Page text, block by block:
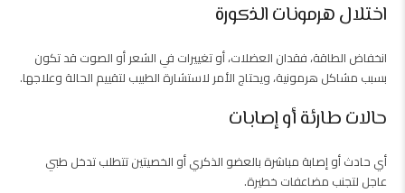
اختلال هرمونات الذكورة
انخفاض الطاقة، فقدان العضلات، أو تغييرات في الشعر أو الصوت قد تكون
بسبب مشاكل هرمونية، ويحتاج الأمر لاستشارة الطبيب لتقييم الحالة وعلاجها.
حالات طارئة أو إصابات
أي حادث أو إصابة مباشرة بالعضو الذكري أو الخصيتين تتطلب تدخل طبي
عاجل لتجنب مضاعفات خطيرة.